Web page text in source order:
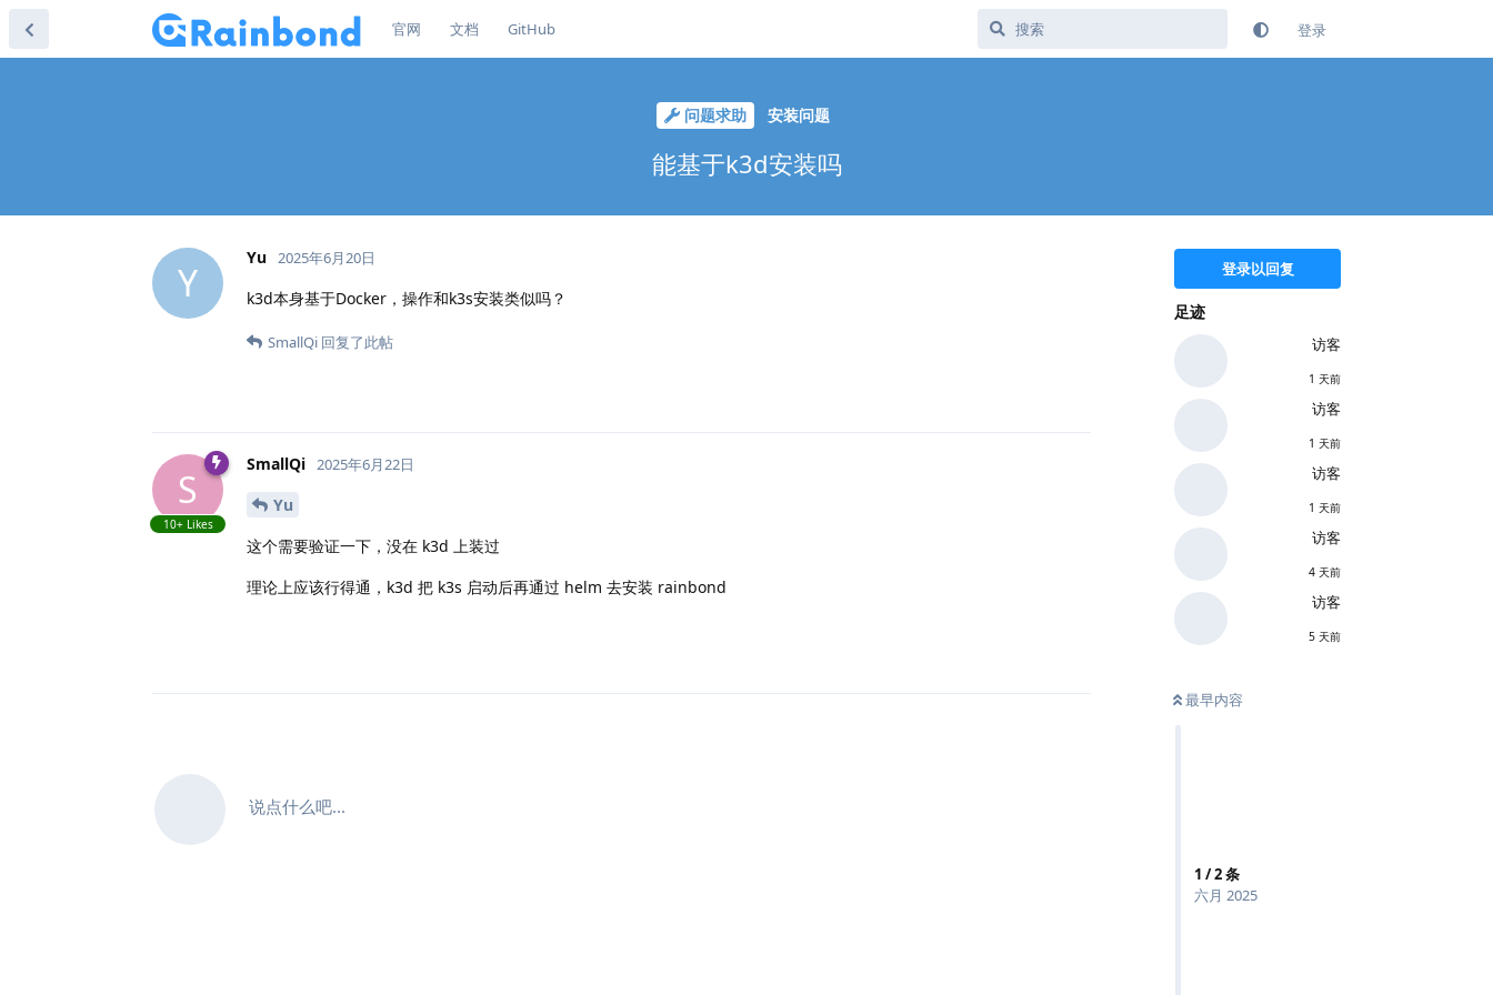
官网 文档 GitHub 登录
问题求助 安装问题
能基于k3d安装吗
登录以回复
足迹
访客
1 天前
访客
1 天前
访客
1 天前
访客
4 天前
访客
5 天前
最早内容
1 /2条
六月 2025
Y
Yu 2025年6月20日
k3d本身基于Docker，操作和k3s安装类似吗？
SmallQi 回复了此帖
S
SmallQi 2025年6月22日
10+ Likes
Yu
这个需要验证一下，没在 k3d 上装过
理论上应该行得通，k3d 把 k3s 启动后再通过 helm 去安装 rainbond
说点什么吧...